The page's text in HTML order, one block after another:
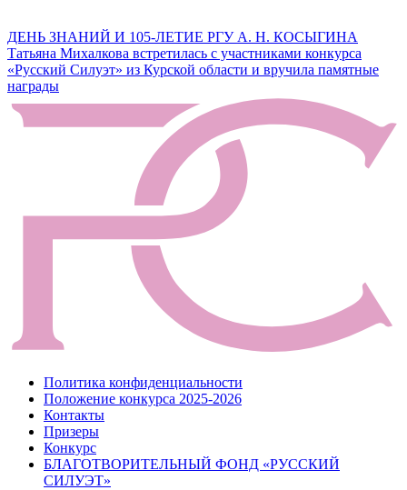
Навигация
по
записям
ДЕНЬ ЗНАНИЙ И 105-ЛЕТИЕ РГУ А. Н. КОСЫГИНА
Татьяна Михалкова встретилась с участниками конкурса
«Русский Силуэт» из Курской области и вручила памятные
награды
Политика конфиденциальности
Положение конкурса 2025-2026
Контакты
Призеры
Конкурс
БЛАГОТВОРИТЕЛЬНЫЙ ФОНД «РУССКИЙ
СИЛУЭТ»